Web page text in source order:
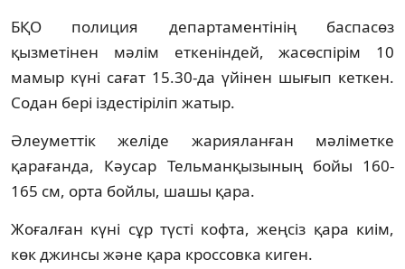
БҚО полиция департаментінің баспасөз
қызметінен мәлім еткеніндей, жасөспірім 10
мамыр күні сағат 15.30-да үйінен шығып кеткен.
Содан бері іздестіріліп жатыр.
Әлеуметтік желіде жарияланған мәліметке
қарағанда, Кәусар Тельманқызының бойы 160-
165 см, орта бойлы, шашы қара.
Жоғалған күні сұр түсті кофта, жеңсіз қара киім,
көк джинсы және қара кроссовка киген.